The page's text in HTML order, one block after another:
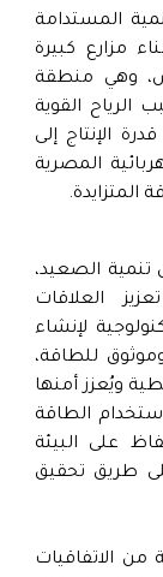
المستدامة
مزارع كبيرة
وهي منطقة
الرياح القوية
الإنتاج إلى
المصرية
المتزايدة.
الصعيد،
العلاقات
لإنشاء
للطاقة،
ويُعزز أمنها
الطاقة
على البيئة
طريق تحقيق
من الاتفاقيات